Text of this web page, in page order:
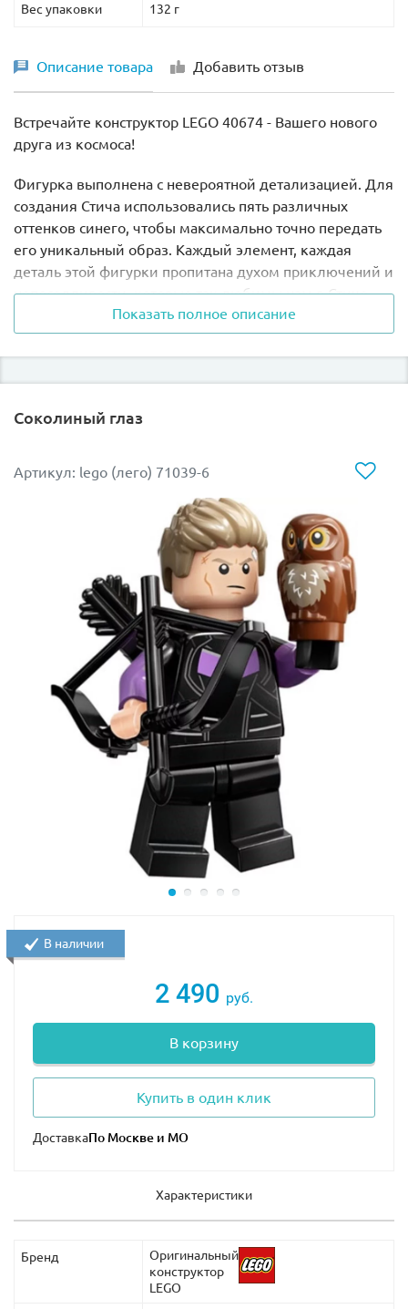
Вес упаковки 132 г
Описание товара Добавить отзыв
Встречайте конструктор LEGO 40674 - Вашего нового
друга из космоса!
Фигурка выполнена с невероятной детализацией. Для
создания Стича использовались пять различных
оттенков синего, чтобы максимально точно передать
его уникальный образ. Каждый элемент, каждая
деталь этой фигурки пропитана духом приключений и
непоседливости, которые так любимы нам в Стиче.
Набор LEGO 40674 станет идеальным подарком для
всех, кто верит в магию Дисней!
Показать полное описание
Соколиный глаз
Артикул: lego (лего) 71039-6
2 490 руб.
В корзину
Купить в один клик
Доставка
В наличии
Характеристики
Бренд
Оригинальный
конструктор
LEGO